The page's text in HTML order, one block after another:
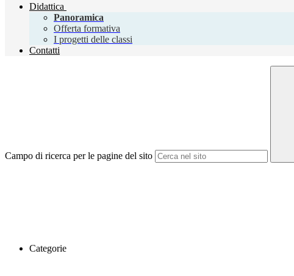
Didattica
Panoramica
Offerta formativa
I progetti delle classi
Contatti
Campo di ricerca per le pagine del sito
Categorie